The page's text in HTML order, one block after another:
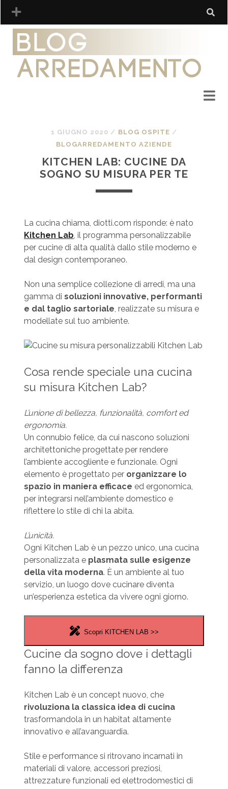
1 GIUGNO 2020 / BLOG OSPITE /
BLOGARREDAMENTO AZIENDE
KITCHEN LAB: CUCINE DA
SOGNO SU MISURA PER TE
La cucina chiama, diotti.com risponde: è nato
Kitchen Lab, il programma personalizzabile
per cucine di alta qualità dallo stile moderno e
dal design contemporaneo.
Non una semplice collezione di arredi, ma una
gamma di soluzioni innovative, performanti
e dal taglio sartoriale, realizzate su misura e
modellate sul tuo ambiente.
Cosa rende speciale una cucina
su misura Kitchen Lab?
L’unione di bellezza, funzionalità, comfort ed
ergonomia.
Un connubio felice, da cui nascono soluzioni
architettoniche progettate per rendere
l’ambiente accogliente e funzionale. Ogni
elemento è progettato per organizzare lo
spazio in maniera efficace ed ergonomica,
per integrarsi nell’ambiente domestico e
riflettere lo stile di chi la abita.
L’unicità.
Ogni Kitchen Lab è un pezzo unico, una cucina
personalizzata e plasmata sulle esigenze
della vita moderna. È un ambiente al tuo
servizio, un luogo dove cucinare diventa
un’esperienza estetica da vivere ogni giorno.
Scopri KITCHEN LAB >>
Cucine da sogno dove i dettagli
fanno la differenza
Kitchen Lab è un concept nuovo, che
rivoluziona la classica idea di cucina
trasformandola in un habitat altamente
innovativo e all’avanguardia.
Stile e performance si ritrovano incarnati in
materiali di valore, accessori preziosi,
attrezzature funzionali ed elettrodomestici di